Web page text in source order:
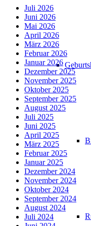
Juli 2026
Juni 2026
Mai 2026
April 2026
März 2026
Februar 2026
Januar 2026
Dezember 2025
November 2025
Oktober 2025
September 2025
August 2025
Juli 2025
Juni 2025
April 2025
März 2025
Februar 2025
Januar 2025
Dezember 2024
November 2024
Oktober 2024
September 2024
August 2024
Juli 2024